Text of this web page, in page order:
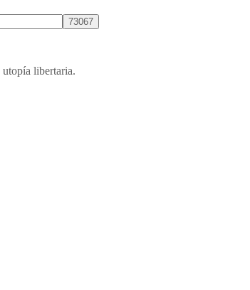
utopía libertaria.